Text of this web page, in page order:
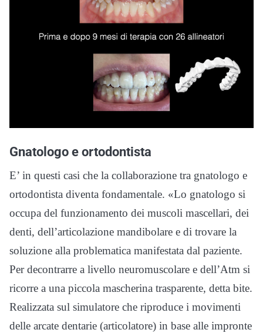
Gnatologo e ortodontista
E’ in questi casi che la collaborazione tra gnatologo e
ortodontista diventa fondamentale. «Lo gnatologo si
occupa del funzionamento dei muscoli mascellari, dei
denti, dell’articolazione mandibolare e di trovare la
soluzione alla problematica manifestata dal paziente.
Per decontrarre a livello neuromuscolare e dell’Atm si
ricorre a una piccola mascherina trasparente, detta bite.
Realizzata sul simulatore che riproduce i movimenti
delle arcate dentarie (articolatore) in base alle impronte